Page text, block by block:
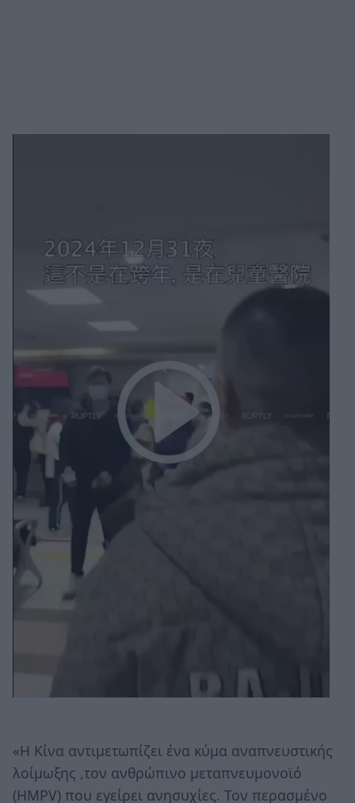
«Η Κίνα αντιμετωπίζει ένα κύμα αναπνευστικής
λοίμωξης ,τον ανθρώπινο μεταπνευμονοϊό
(ΗΜPV) που εγείρει ανησυχίες. Τον περασμένο